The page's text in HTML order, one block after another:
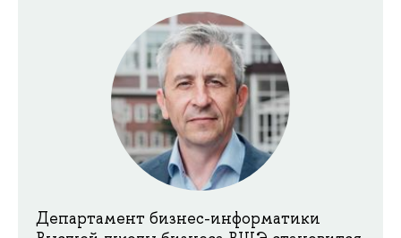
Департамент бизнес-информатики